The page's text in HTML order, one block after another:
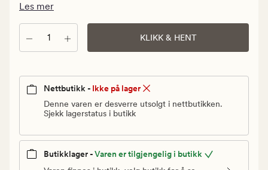
899,90
kr
Les mer
Antall KLIKK & HENT
Nettbutikk - Ikke på lager
Denne varen er desverre utsolgt i nettbutikken.
Sjekk lagerstatus i butikk
Butikklager -Varen er tilgjengelig i butikk